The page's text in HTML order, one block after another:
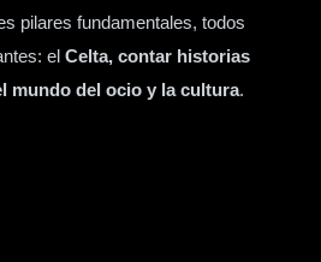
pilares fundamentales, todos
el Celta, contar historias
mundo del ocio y la cultura.